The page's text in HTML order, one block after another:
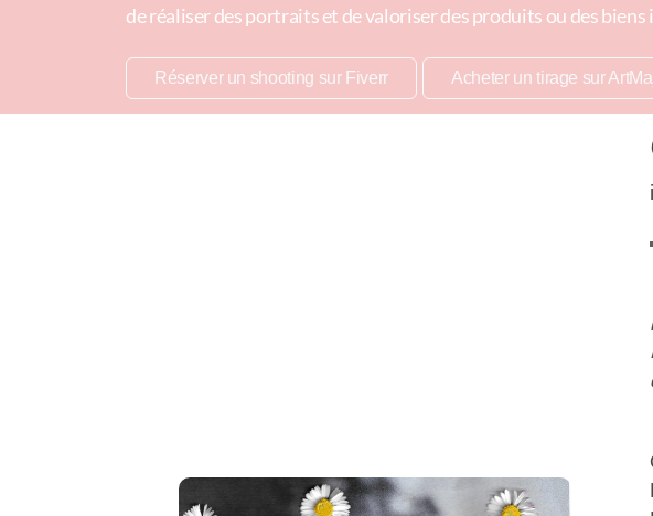
de réaliser des portraits et de valoriser des produits ou des
Réserver un shooting sur Fiverr Acheter un tirage sur